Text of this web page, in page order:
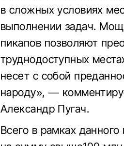
в сложных условиях
выполнении задач.
пикапов позволяют
труднодоступных
несет с собой
народу», —
Александр Пугач.
Всего в рамках